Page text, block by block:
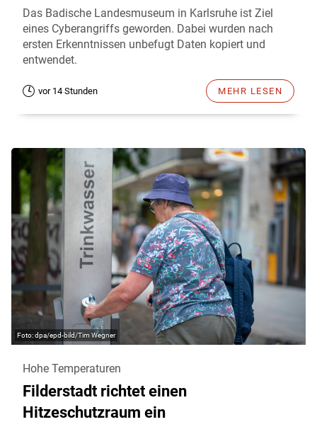
Das Badische Landesmuseum in Karlsruhe ist Ziel
eines Cyberangriffs geworden. Dabei wurden nach
ersten Erkenntnissen unbefugt Daten kopiert und
entwendet.
vor 14 Stunden MEHR LESEN
dpa/epd-bild/Tim Wegner
Hohe Temperaturen
Filderstadt richtet einen
Hitzeschutzraum ein